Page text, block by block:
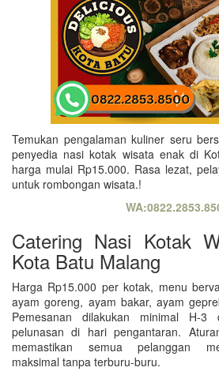
Temukan pengalaman kuliner seru
penyedia nasi kotak wisata enak di
harga mulai Rp15.000. Rasa lezat,
untuk rombongan wisata.!
Catering Nasi Kotak
Kota Batu Malang
Harga Rp15.000 per kotak, menu
ayam goreng, ayam bakar, ayam
Pemesanan dilakukan minimal H-
pelunasan di hari pengantaran.
memastikan semua pelanggan
maksimal tanpa terburu-buru.